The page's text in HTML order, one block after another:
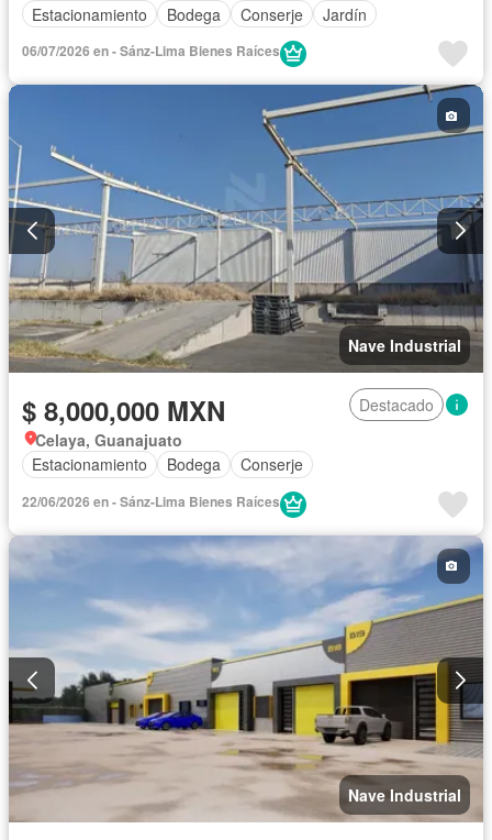
Estacionamiento
Bodega Conserje Jardín
06/07/2026 en - Sánz-Lima Bienes Raíces
Nave Industrial
$ 8,000,000 MXN
Destacado
Celaya, Guanajuato
Estacionamiento
Bodega Conserje
22/06/2026 en - Sánz-Lima Bienes Raíces
Nave Industrial